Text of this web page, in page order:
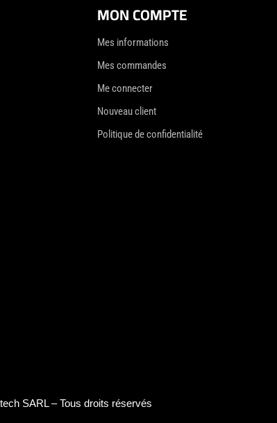
MON COMPTE
Mes informations
Mes commandes
Me connecter
Nouveau client
Politique de confidentialité
SARL – Tous droits réservés